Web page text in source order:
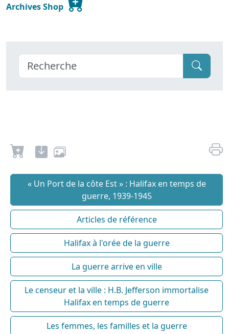
Archives Shop
« Un Port de la côte Est » : Halifax en temps de
guerre, 1939-1945
Articles de référence
Halifax à l'orée de la guerre
La guerre arrive en ville
Le censeur et la ville : H.B. Jefferson immortalise
Halifax en temps de guerre
Les femmes, les familles et la guerre